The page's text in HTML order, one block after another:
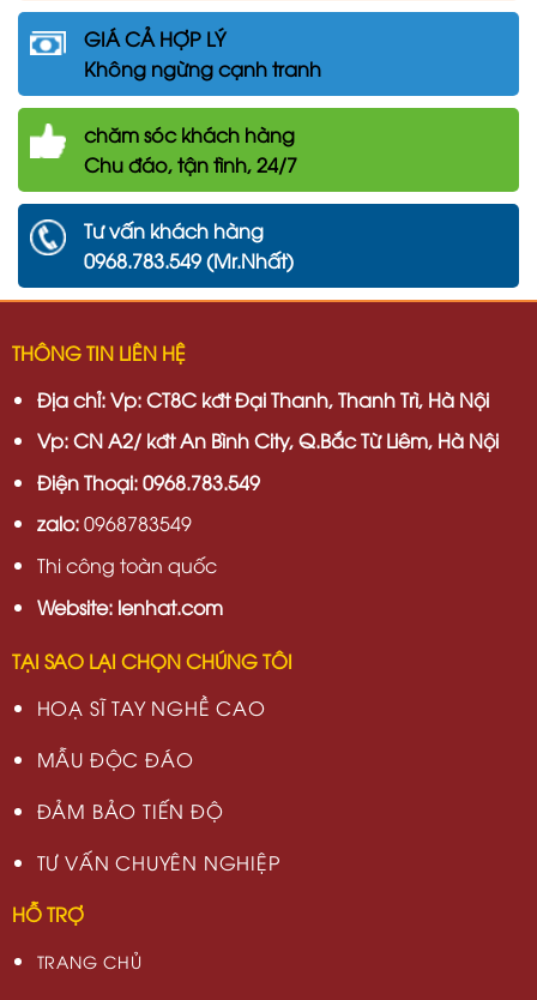
GIÁ CẢ HỢP LÝ
Không ngừng cạnh tranh
chămsóc khách hàng
Chu đáo, tận tình, 24/7
Tư vấn khách hàng
0968.783.549 (Mr.Nhất)
THÔNG TIN LIÊN HỆ
Địa chỉ: Vp: CT8C kđt Đại Thanh, Thanh Trì, Hà Nội
Vp: CN A2/ kđt An Bình City, Q.Bắc Từ Liêm, Hà Nội
Điện Thoại: 0968.783.549
zalo:0968783549
Thi công toàn quốc
Website: lenhat.com
TẠI SAO LẠI CHỌN CHÚNG TÔI
HOẠ SĨ TAY NGHỀ CAO
MẪU ĐỘC ĐÁO
ĐẢM BẢO TIẾN ĐỘ
TƯ VẤN CHUYÊN NGHIỆP
HỖ TRỢ
TRANG CHỦ